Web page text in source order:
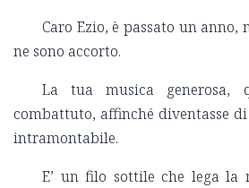
Caro Ezio, è passato un
ne sono accorto.
La tua musica
combattuto, affinché diventasse
intramontabile.
E’ un filo sottile che lega la